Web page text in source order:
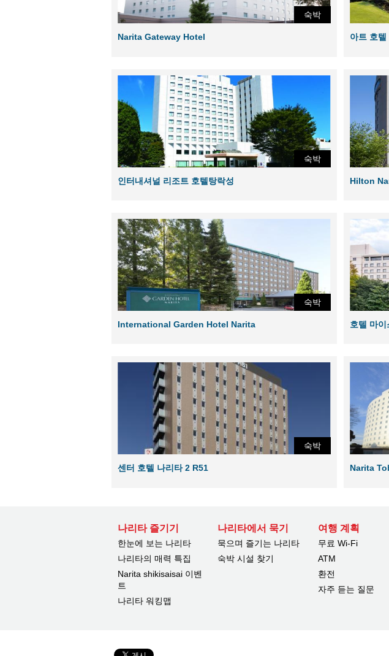
숙박
Narita Gateway Hotel 아트 호텔
숙박
인터내셔널 리조트 호텔탕락성 Hilton
숙박
International Garden Hotel Narita 호텔 마
숙박
센터 호텔 나리타 2 R51 Narita
나리타 즐기기
한눈에 보는 나리타
나리타의 매력 특집
Narita shikisaisai 이벤
트
나리타 워킹맵
나리타에서 묵기
묵으며 즐기는 나리타
숙박 시설 찾기
여행 계획
무료 Wi-Fi
ATM
환전
자주 듣는 질문